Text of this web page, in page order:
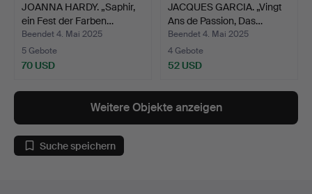
JOANNA HARDY. „Saphir,
ein Fest der Farben…
Beendet 4. Mai 2025
5 Gebote
70 USD
JACQUES GARCIA. „Vingt
Ans de Passion, Das…
Beendet 4. Mai 2025
4 Gebote
52 USD
Weitere Objekte anzeigen
Suche speichern